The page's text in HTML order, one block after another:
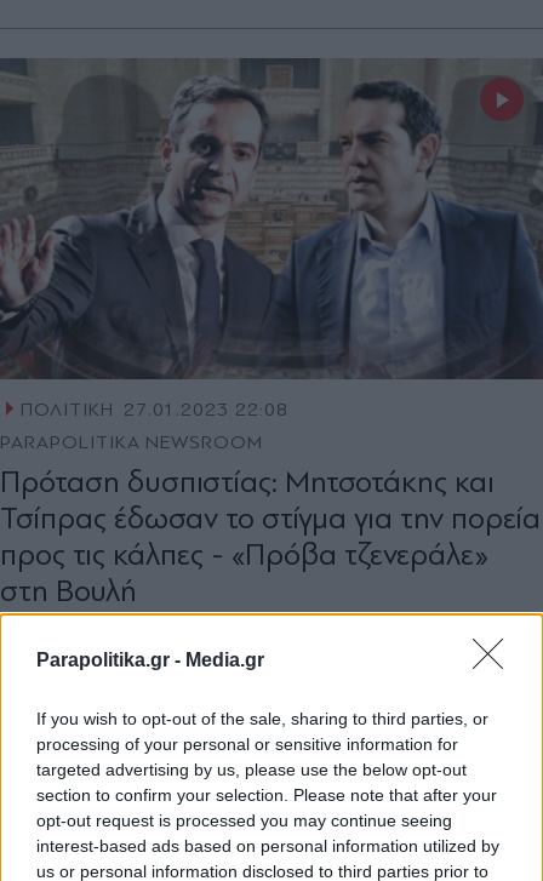
Parapolitika.gr - Media.gr
If you wish to opt-out of the sale, sharing to third parties, or
processing of your personal or sensitive information for
targeted advertising by us, please use the below opt-out
section to confirm your selection. Please note that after your
opt-out request is processed you may continue seeing
interest-based ads based on personal information utilized by
us or personal information disclosed to third parties prior to
ΠΟΛΙΤΙΚΗ
27.01.2023 22:08
PARAPOLITIKA NEWSROOM
Πρόταση δυσπιστίας: Μητσοτάκης και
Τσίπρας έδωσαν το στίγμα για την πορεία
προς τις κάλπες - «Πρόβα τζενεράλε»
στη Βουλή